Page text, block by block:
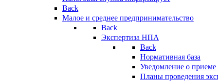
Back
Малое и среднее предпринимательство
Back
Экспертиза НПА
Back
Нормативная база
Уведомление о
Планы проведения